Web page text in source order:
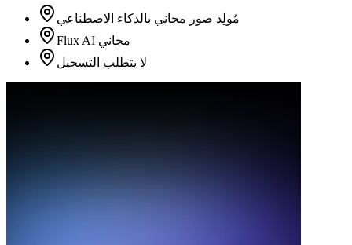
مُولِد صور مجاني بالذكاء الاصطناعي
Flux AI مجاني
لا يتطلب التسجيل